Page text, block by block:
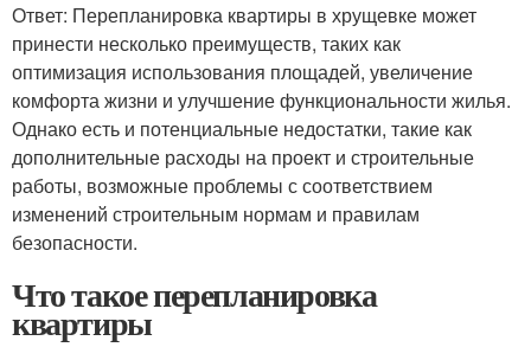
Ответ: Перепланировка квартиры в хрущевке может
принести несколько преимуществ, таких как
оптимизация использования площадей, увеличение
комфорта жизни и улучшение функциональности жилья.
Однако есть и потенциальные недостатки, такие как
дополнительные расходы на проект и строительные
работы, возможные проблемы с соответствием
изменений строительным нормам и правилам
безопасности.
Что такое перепланировка
квартиры